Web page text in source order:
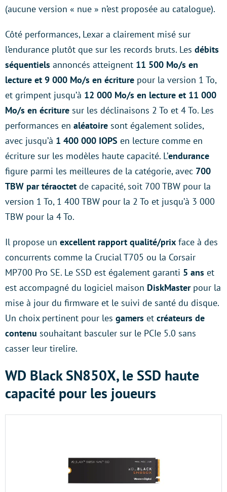
(aucune version « nue » n’est proposée au catalogue).
Côté performances, Lexar a clairement misé sur
l’endurance plutôt que sur les records bruts. Les débits
séquentiels annoncés atteignent 11 500 Mo/s en
lecture et 9 000 Mo/s en écriture pour la version 1 To,
et grimpent jusqu’à 12 000 Mo/s en lecture et 11 000
Mo/s en écriture sur les déclinaisons 2 To et 4 To. Les
performances en aléatoire sont également solides,
avec jusqu’à 1 400 000 IOPS en lecture comme en
écriture sur les modèles haute capacité. L’endurance
figure parmi les meilleures de la catégorie, avec 700
TBW par téraoctet de capacité, soit 700 TBW pour la
version 1 To, 1 400 TBW pour la 2 To et jusqu’à 3 000
TBW pour la 4 To.
Il propose un excellent rapport qualité/prix face à des
concurrents comme la Crucial T705 ou la Corsair
MP700 Pro SE. Le SSD est également garanti 5 ans et
est accompagné du logiciel maison DiskMasterpour la
mise à jour du firmware et le suivi de santé du disque.
Un choix pertinent pour les gamers et créateurs de
contenu souhaitant basculer sur le PCIe 5.0 sans
casser leur tirelire.
WD Black SN850X, le SSD haute
capacité pour les joueurs